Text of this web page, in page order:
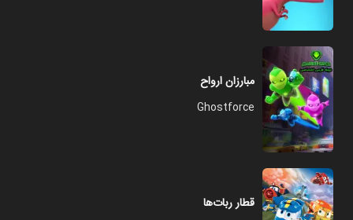
مبارزان ارواح
Ghostforce
قطار ربات‌ها